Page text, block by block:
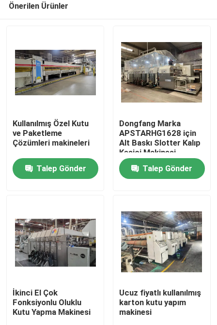
Ürünler
videolar
Hakkımızda
Fabrika turu
Önerilen Ürünler
Kullanılmış Özel Kutu
ve Paketleme
Çözümleri makineleri
Talep Gönder
Dongfang Marka
APSTARHG1628 için
Alt Baskı Slotter Kalıp
Kesici Makinesi
Talep Gönder
İkinci El Çok
Fonksiyonlu Oluklu
Kutu Yapma Makinesi
Ucuz fiyatlı kullanılmış
karton kutu yapım
makinesi